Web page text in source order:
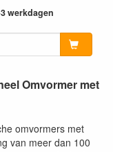
werkdagen
Omvormer met
omvormers met
van meer dan 100